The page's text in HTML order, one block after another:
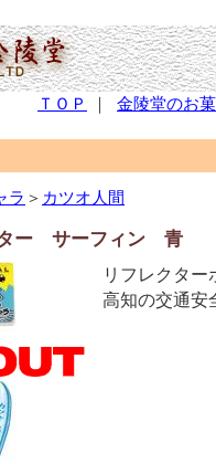
ＴＯＰ ｜ 金陵堂のお
ラ ＞ カツオ人間
ター サーフィン 青
リフレクタ
高知の交通安